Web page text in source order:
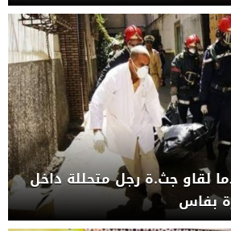
لقاو جث.ة رجل متحللة داخل
بفاس